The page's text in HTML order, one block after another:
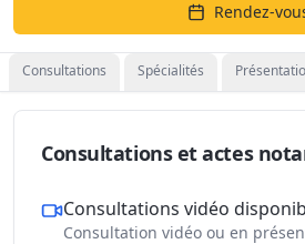
Rendez-
Consultations Spécialités
Consultations et actes
Consultations vidéo
Consultation vidéo ou en